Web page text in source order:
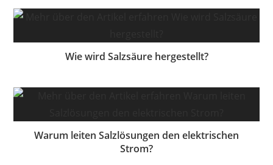
Wie wird Salzsäure hergestellt?
Warum leiten Salzlösungen den elektrischen
Strom?